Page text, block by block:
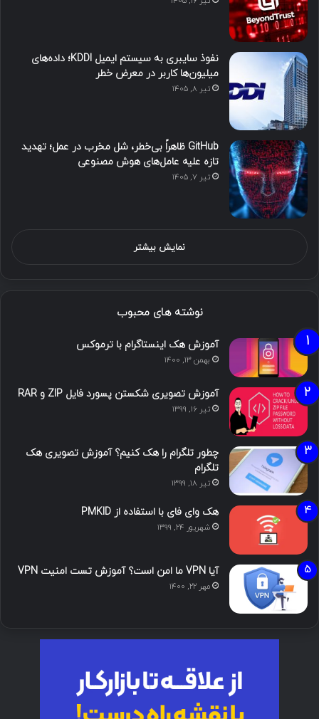
نفوذ سایبری به سیستم ایمیل KDDI؛ داده‌های
میلیون‌ها کاربر در معرض خطر
تیر ۸, ۱۴۰۵
GitHub ظاهراً بی‌خطر، شل مخرب در عمل؛ تهدید
تازه علیه عامل‌های هوش مصنوعی
تیر ۷, ۱۴۰۵
نمایش بیشتر
نوشته های محبوب
آموزش هک اینستاگرام با ترموکس
بهمن ۱۳, ۱۴۰۰
آموزش تصویری شکستن پسورد فایل ZIP و RAR
تیر ۱۶, ۱۳۹۹
چطور تلگرام را هک کنیم؟ آموزش تصویری هک
تلگرام
تیر ۱۸, ۱۳۹۹
هک وای فای با استفاده از PMKID
شهریور ۲۴, ۱۳۹۹
آیا VPN ما امن است؟ آموزش تست امنیت VPN
مهر ۲۲, ۱۴۰۰